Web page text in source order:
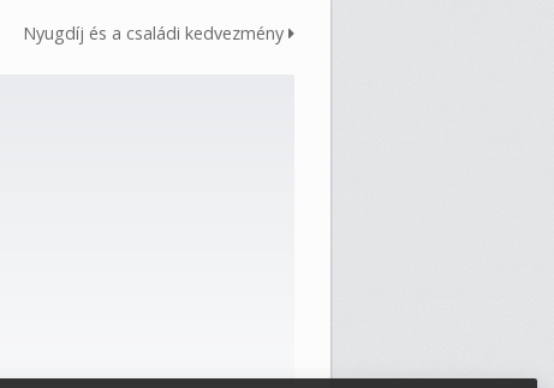
Nyugdíj és a családi kedvezmény